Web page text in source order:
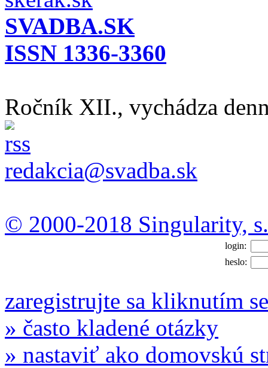
SVADBA.SK
ISSN 1336-3360
Ročník XII., vychádza
redakcia@svadba.sk
© 2000-2018 Singularity,
login:
heslo:
zaregistrujte sa kliknutím
» často kladené otázky
» nastaviť ako domovskú